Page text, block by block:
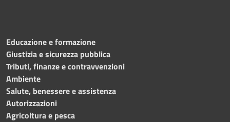
Educazione e formazione
Giustizia e sicurezza pubblica
Tributi, finanze e contravvenzioni
Ambiente
Salute, benessere e assistenza
Autorizzazioni
Agricoltura e pesca